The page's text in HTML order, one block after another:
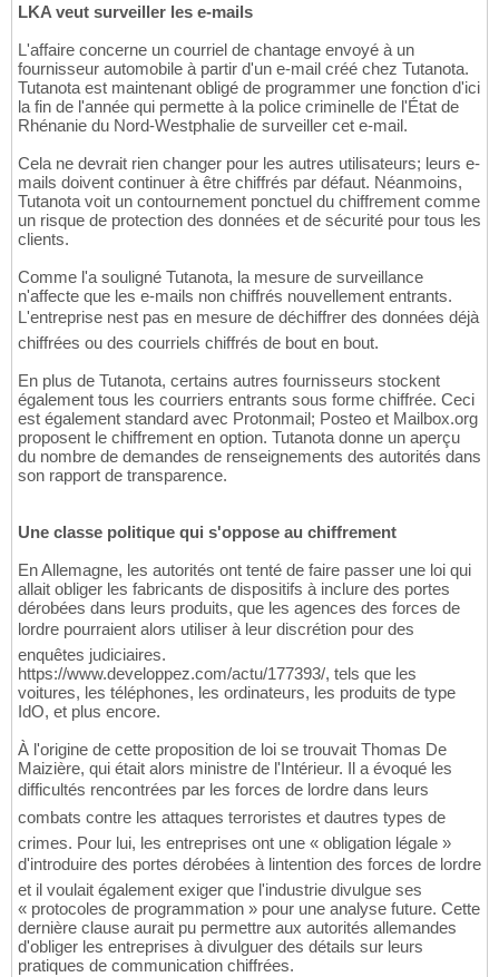
LKA veut surveiller les e-mails
L'affaire concerne un courriel de chantage envoyé à un
fournisseur automobile à partir d'un e-mail créé chez Tutanota.
Tutanota est maintenant obligé de programmer une fonction d'ici
la fin de l'année qui permette à la police criminelle de l'État de
Rhénanie du Nord-Westphalie de surveiller cet e-mail.
Cela ne devrait rien changer pour les autres utilisateurs; leurs e-
mails doivent continuer à être chiffrés par défaut. Néanmoins,
Tutanota voit un contournement ponctuel du chiffrement comme
un risque de protection des données et de sécurité pour tous les
clients.
Comme l'a souligné Tutanota, la mesure de surveillance
n'affecte que les e-mails non chiffrés nouvellement entrants.
L'entreprise nest pas en mesure de déchiffrer des données déjà
chiffrées ou des courriels chiffrés de bout en bout.
En plus de Tutanota, certains autres fournisseurs stockent
également tous les courriers entrants sous forme chiffrée. Ceci
est également standard avec Protonmail; Posteo et Mailbox.org
proposent le chiffrement en option. Tutanota donne un aperçu
du nombre de demandes de renseignements des autorités dans
son rapport de transparence.
Une classe politique qui s'oppose au chiffrement
En Allemagne, les autorités ont tenté de faire passer une loi qui
allait obliger les fabricants de dispositifs à inclure des portes
dérobées dans leurs produits, que les agences des forces de
lordre pourraient alors utiliser à leur discrétion pour des
enquêtes judiciaires.
https://www.developpez.com/actu/177393/, tels que les
voitures, les téléphones, les ordinateurs, les produits de type
IdO, et plus encore.
À l'origine de cette proposition de loi se trouvait Thomas De
Maizière, qui était alors ministre de l'Intérieur. Il a évoqué les
difficultés rencontrées par les forces de lordre dans leurs
combats contre les attaques terroristes et dautres types de
crimes. Pour lui, les entreprises ont une « obligation légale »
d'introduire des portes dérobées à lintention des forces de lordre
et il voulait également exiger que l'industrie divulgue ses
« protocoles de programmation » pour une analyse future. Cette
dernière clause aurait pu permettre aux autorités allemandes
d'obliger les entreprises à divulguer des détails sur leurs
pratiques de communication chiffrées.